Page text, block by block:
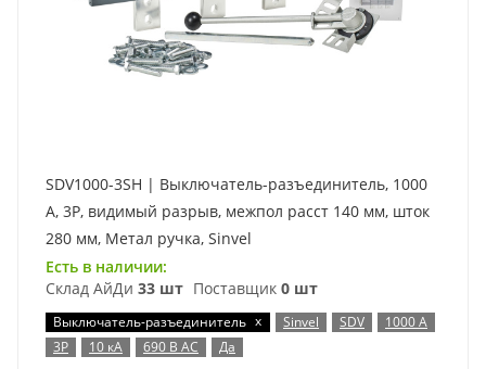
SDV1000-3SH | Выключатель-разъединитель, 1000
А, 3Р, видимый разрыв, межпол расст 140 мм, шток
280 мм, Метал ручка, Sinvel
Есть в наличии:
Склад АйДи 33 шт Поставщик 0 шт
Выключатель-разъединитель x Sinvel SDV
1000 А
3P
10 кА 690 В AC Да